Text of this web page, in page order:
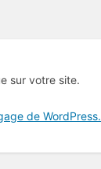
sur votre site.
de WordPress.